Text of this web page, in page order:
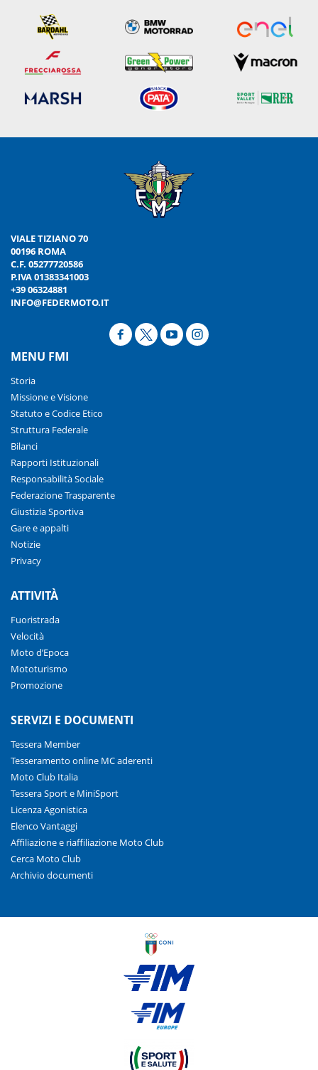
VIALE TIZIANO 70
00196 ROMA
C.F. 05277720586
P.IVA 01383341003
+39 06324881
INFO@FEDERMOTO.IT
MENU FMI
Storia
Missione e Visione
Statuto e Codice Etico
Struttura Federale
Bilanci
Rapporti Istituzionali
Responsabilità Sociale
Federazione Trasparente
Giustizia Sportiva
Gare e appalti
Notizie
Privacy
ATTIVITÀ
Fuoristrada
Velocità
Moto d’Epoca
Mototurismo
Promozione
SERVIZI E DOCUMENTI
Tessera Member
Tesseramento online MC aderenti
Moto Club Italia
Tessera Sport e MiniSport
Licenza Agonistica
Elenco Vantaggi
Affiliazione e riaffiliazione Moto Club
Cerca Moto Club
Archivio documenti